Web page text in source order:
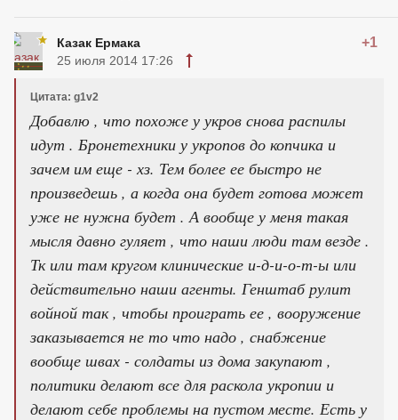
Казак Ермака +1
25 июля 2014 17:26
Цитата: g1v2
Добавлю , что похоже у укров снова распилы
идут . Бронетехники у укропов до копчика и
зачем им еще - хз. Тем более ее быстро не
произведешь , а когда она будет готова может
уже не нужна будет . А вообще у меня такая
мысля давно гуляет , что наши люди там везде .
Тк или там кругом клинические и-д-и-о-т-ы или
действительно наши агенты. Генштаб рулит
войной так , чтобы проиграть ее , вооружение
заказывается не то что надо , снабжение
вообще швах - солдаты из дома закупают ,
политики делают все для раскола укропии и
делают себе проблемы на пустом месте. Есть у